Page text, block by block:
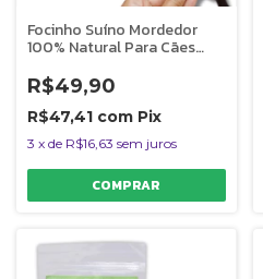
Focinho Suíno Mordedor
100% Natural Para Cães
R$49,90
R$47,41 com Pix
3 x de R$16,63 sem juros